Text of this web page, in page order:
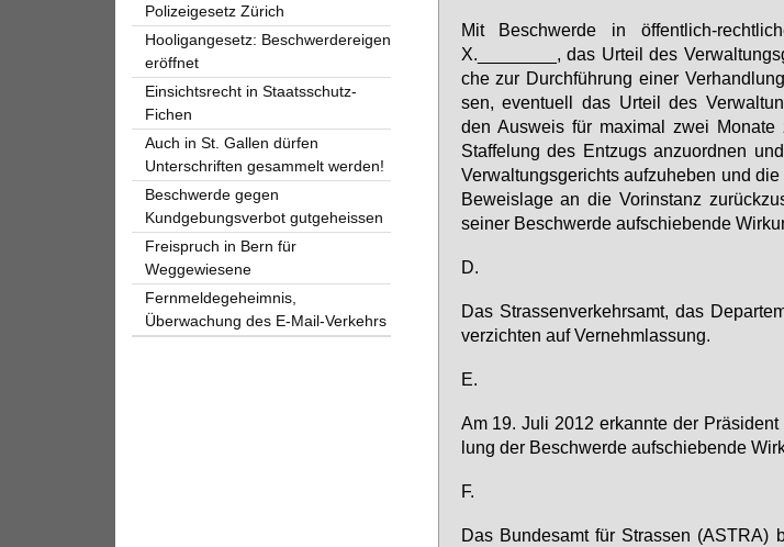
Mit Be­schwer­de in öf­fent­lich-
X.________, das Ur­teil des
che zur Durch­füh­rung ei­ner
sen, even­tu­ell das Ur­teil des
den Aus­weis für ma­xi­mal zwei
Staf­fe­lung des Ent­zugs an­zu­ord­nen
Ver­wal­tungs­ge­richts auf­zu­he­ben und
Be­weis­la­ge an die Vor­in­stanz
sei­ner Be­schwer­de auf­schie­ben­de
D.
Das Stras­sen­ver­kehrs­amt, das
ver­zich­ten auf Ver­nehm­las­sung.
E.
Am 19. Ju­li 2012 er­kann­te der
lung der Be­schwer­de auf­schie­ben­de
F.
Das Bun­des­amt für Stras­sen (AS­TRA)
Polizeigesetz Zürich
Hooligangesetz: Beschwerdereigen
eröffnet
Einsichtsrecht in Staatsschutz-
Fichen
Auch in St. Gallen dürfen
Unterschriften gesammelt werden!
Beschwerde gegen
Kundgebungsverbot gutgeheissen
Freispruch in Bern für
Weggewiesene
Fernmeldegeheimnis,
Überwachung des E-Mail-Verkehrs